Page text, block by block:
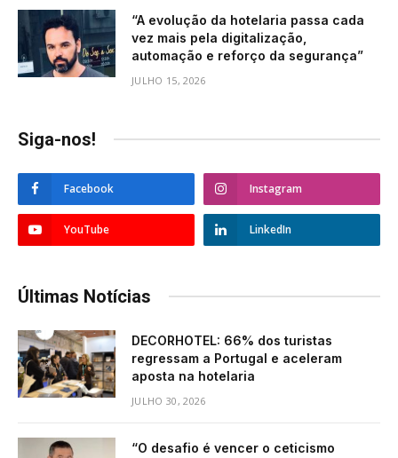
“A evolução da hotelaria passa cada
vez mais pela digitalização,
automação e reforço da segurança”
JULHO 15, 2026
Siga-nos!
Facebook Instagram
YouTube LinkedIn
Últimas Notícias
DECORHOTEL: 66% dos turistas
regressam a Portugal e aceleram
aposta na hotelaria
JULHO 30, 2026
“O desafio é vencer o ceticismo